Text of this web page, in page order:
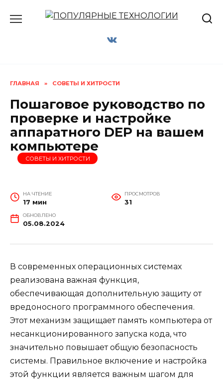
ГЛАВНАЯ » СОВЕТЫ И ХИТРОСТИ
Пошаговое руководство по
проверке и настройке
аппаратного DEP на вашем
компьютере
СОВЕТЫ И ХИТРОСТИ
НА ЧТЕНИЕ
17 мин
ПРОСМОТРОВ
31
ОБНОВЛЕНО
05.08.2024
В современных операционных системах
реализована важная функция,
обеспечивающая дополнительную защиту от
вредоносного программного обеспечения.
Этот механизм защищает память компьютера от
несанкционированного запуска кода, что
значительно повышает общую безопасность
системы. Правильное включение и настройка
этой функции является важным шагом для